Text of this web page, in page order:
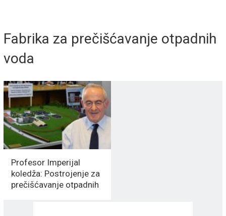
Fabrika za prečišćavanje otpadnih
voda
Profesor Imperijal
koledža: Postrojenje za
prečišćavanje otpadnih